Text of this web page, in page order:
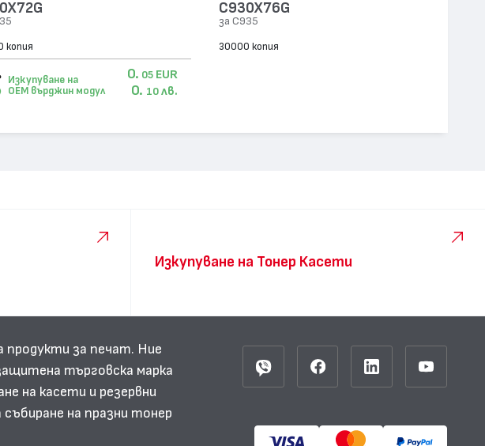
копия
Изкупуване на
OEM върджин модул
0. 05 EUR
0. 10 лв.
C930X76G
за C935
30000 копия
Изкупуване на Тонер Касети
продукти за печат. Ние
търговска марка
на касети и резервни
на празни тонер